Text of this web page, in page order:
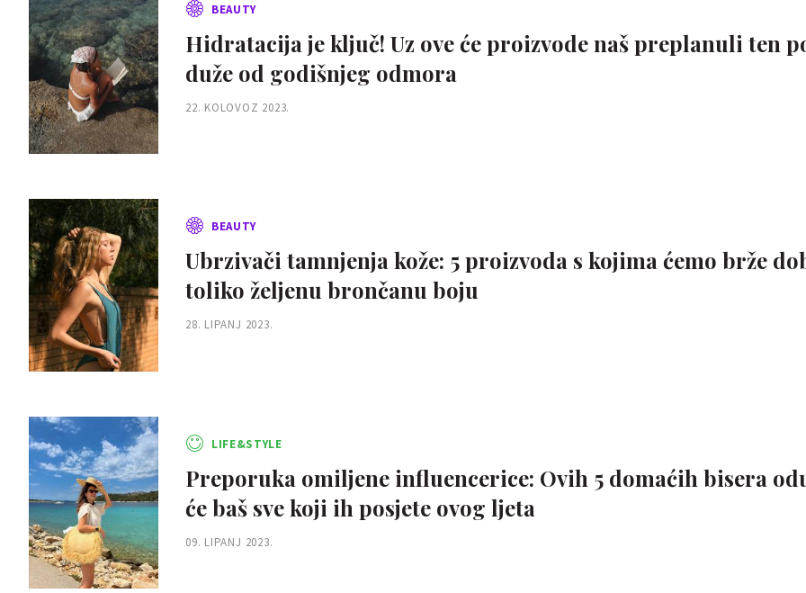
BEAUTY
Hidratacija je ključ! Uz ove će proizvode naš preplanuli ten
duže od godišnjeg odmora
22. KOLOVOZ 2023.
BEAUTY
Ubrzivači tamnjenja kože: 5 proizvoda s kojima ćemo brže
toliko željenu brončanu boju
28. LIPANJ 2023.
LIFE&STYLE
Preporuka omiljene influencerice: Ovih 5 domaćih bisera
će baš sve koji ih posjete ovog ljeta
09. LIPANJ 2023.